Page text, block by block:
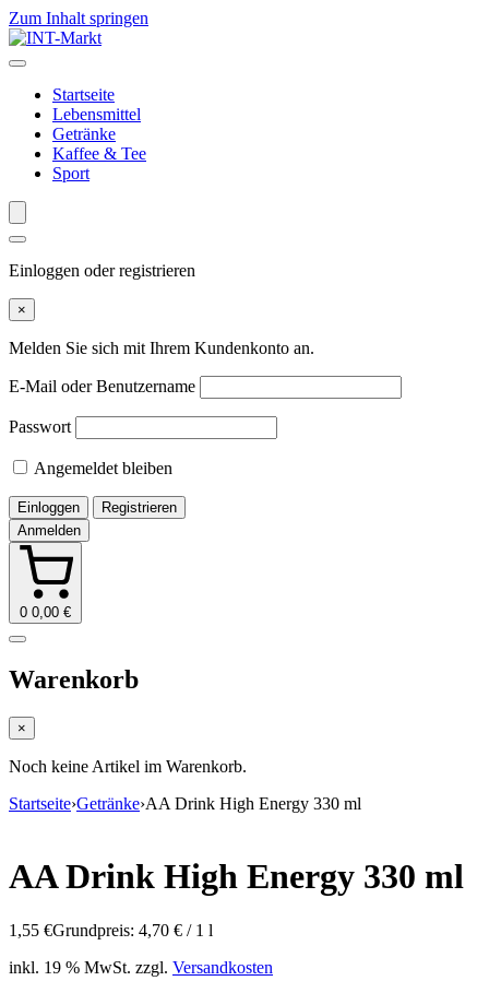
Zum Inhalt springen
Startseite
Lebensmittel
Getränke
Kaffee & Tee
Sport
Einloggen oder registrieren
×
Melden Sie sich mit Ihrem Kundenkonto an.
E-Mail oder Benutzername
Passwort
Angemeldet bleiben
Einloggen Registrieren
0 0,00 €
Warenkorb
×
Noch keine Artikel im Warenkorb.
Startseite›Getränke›AA Drink High Energy 330 ml
AA Drink High Energy 330 ml
1,55 €Grundpreis: 4,70 € / 1 l
inkl. 19 % MwSt. zzgl. Versandkosten